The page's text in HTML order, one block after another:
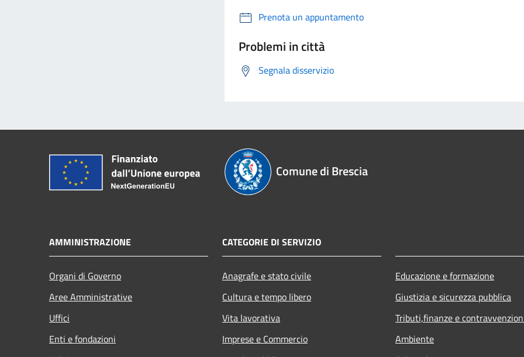
Prenota un appuntamento
Problemi in città
Segnala disservizio
Comune di Brescia
AMMINISTRAZIONE
Organi di Governo
Aree Amministrative
Uffici
Enti e fondazioni
CATEGORIE DI SERVIZIO
Anagrafe e stato civile
Cultura e tempo libero
Vita lavorativa
Imprese e Commercio
Educazione e formazione
Giustizia e sicurezza pubblica
Tributi,finanze e
Ambiente